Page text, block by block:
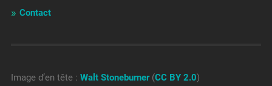
Contact
Image d’en tête : Walt Stoneburner(CC BY 2.0)